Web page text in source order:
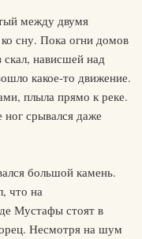
между двумя
сну. Пока огни домов
нависшей над
какое-то движение.
плыла прямо к реке.
ног срывался даже
большой камень.
что на
Мустафы стоят в
Несмотря на шум